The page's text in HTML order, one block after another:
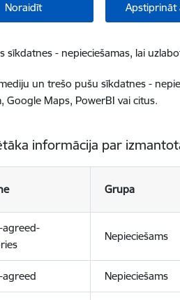
Noraidīt Apstiprināt
sīkdatnes - nepieciešamas, lai
un trešo pušu sīkdatnes -
Google Maps, PowerBI vai citus.
informācija par
Grupa
agreed-
Nepieciešams
Nepieciešams